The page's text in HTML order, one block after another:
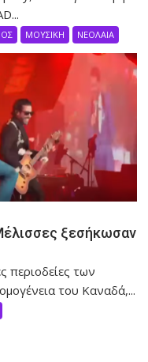
ΜΟΥΣΙΚΗ ΝΕΟΛΑΙΑ
ξεσήκωσαν
περιοδείες των
του Καναδά,...